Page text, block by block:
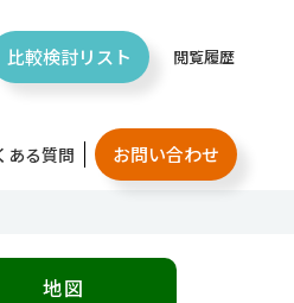
比較検討リスト 閲覧履歴
ある質問 お問い合わせ
地図